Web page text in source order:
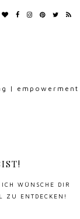
| empowerment
WÜNSCHE DIR
ZU ENTDECKEN!